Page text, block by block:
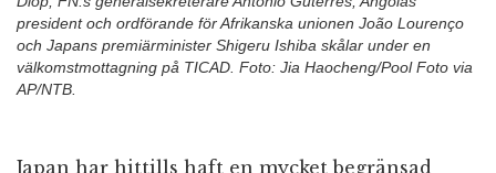
president och ordförande för Afrikanska unionen João Lourenço
och Japans premiärminister Shigeru Ishiba skålar under en
välkomstmottagning på TICAD. Foto: Jia Haocheng/Pool Foto via
AP/NTB.
Japan har hittills haft en mycket begränsad